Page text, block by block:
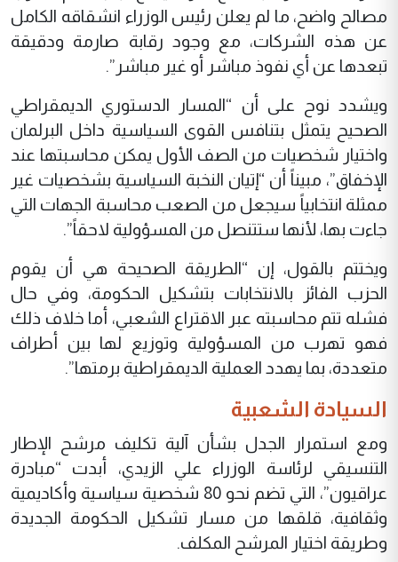
مصالح واضح، ما لم يعلن رئيس الوزراء انشقاقه الكامل
عن هذه الشركات، مع وجود رقابة صارمة ودقيقة
تبعدها عن أي نفوذ مباشر أو غير مباشر”.
ويشدد نوح على أن “المسار الدستوري الديمقراطي
الصحيح يتمثل بتنافس القوى السياسية داخل البرلمان
واختيار شخصيات من الصف الأول يمكن محاسبتها عند
الإخفاق”، مبيناً أن “إتيان النخبة السياسية بشخصيات غير
ممثلة انتخابياً سيجعل من الصعب محاسبة الجهات التي
جاءت بها، لأنها ستتنصل من المسؤولية لاحقاً”.
ويختتم بالقول، إن “الطريقة الصحيحة هي أن يقوم
الحزب الفائز بالانتخابات بتشكيل الحكومة، وفي حال
فشله تتم محاسبته عبر الاقتراع الشعبي، أما خلاف ذلك
فهو تهرب من المسؤولية وتوزيع لها بين أطراف
متعددة، بما يهدد العملية الديمقراطية برمتها”.
السيادة الشعبية
ومع استمرار الجدل بشأن آلية تكليف مرشح الإطار
التنسيقي لرئاسة الوزراء علي الزيدي، أبدت “مبادرة
عراقيون”، التي تضم نحو 80 شخصية سياسية وأكاديمية
وثقافية، قلقها من مسار تشكيل الحكومة الجديدة
وطريقة اختيار المرشح المكلف.